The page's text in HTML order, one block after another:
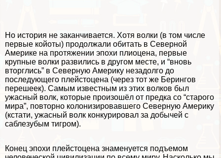
Но история не заканчивается. Хотя волки (в том числе
первые койоты) продолжали обитать в Северной
Америке на протяжении эпохи плиоцена, первые
крупные волки развились в другом месте, и “вновь
вторглись” в Северную Америку незадолго до
последующего плейстоцена (через тот же Берингов
перешеек). Самым известным из этих волков был
ужасный волк, которые произошёл от предка со “старого
мира”, повторно колонизировавшего Северную Америку
(кстати, ужасный волк конкурировал за добычей с
саблезубым тигром).
Конец эпохи плейстоцена знаменуется подъемом